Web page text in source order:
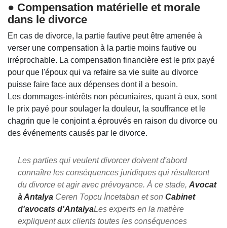
● Compensation matérielle et morale
dans le divorce
En cas de divorce, la partie fautive peut être amenée à
verser une compensation à la partie moins fautive ou
irréprochable. La compensation financière est le prix payé
pour que l'époux qui va refaire sa vie suite au divorce
puisse faire face aux dépenses dont il a besoin.
Les dommages-intérêts non pécuniaires, quant à eux, sont
le prix payé pour soulager la douleur, la souffrance et le
chagrin que le conjoint a éprouvés en raison du divorce ou
des événements causés par le divorce.
Les parties qui veulent divorcer doivent d'abord
connaître les conséquences juridiques qui résulteront
du divorce et agir avec prévoyance. À ce stade,Avocat
à Antalya Ceren Topcu İncetaban et sonCabinet
d'avocats d'AntalyaLes experts en la matière
expliquent aux clients toutes les conséquences